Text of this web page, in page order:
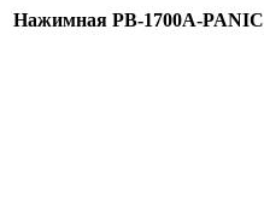
Нажимная PB-1700A-PANIC